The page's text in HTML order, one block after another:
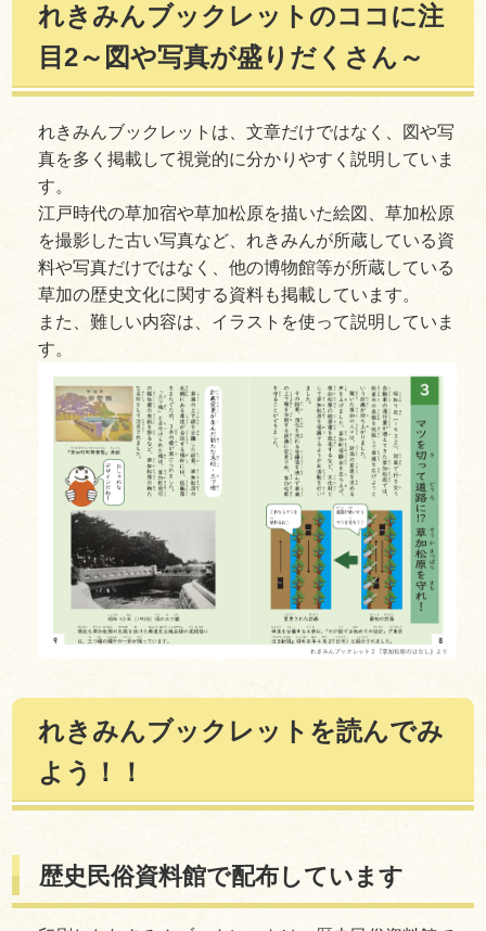
れきみんブックレットのココに注
目2～図や写真が盛りだくさん～
れきみんブックレットは、文章だけではなく、図や写
真を多く掲載して視覚的に分かりやすく説明していま
す。
江戸時代の草加宿や草加松原を描いた絵図、草加松原
を撮影した古い写真など、れきみんが所蔵している資
料や写真だけではなく、他の博物館等が所蔵している
草加の歴史文化に関する資料も掲載しています。
また、難しい内容は、イラストを使って説明していま
す。
れきみんブックレットを読んでみ
よう！！
歴史民俗資料館で配布しています